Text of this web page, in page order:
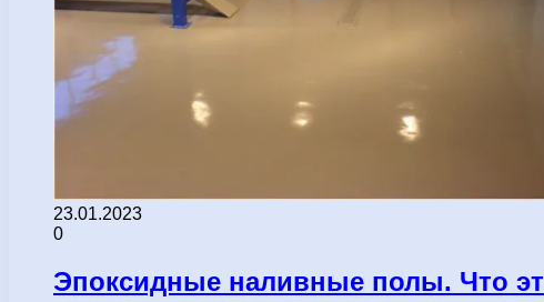
23.01.2023
0
Эпоксидные наливные полы. Что